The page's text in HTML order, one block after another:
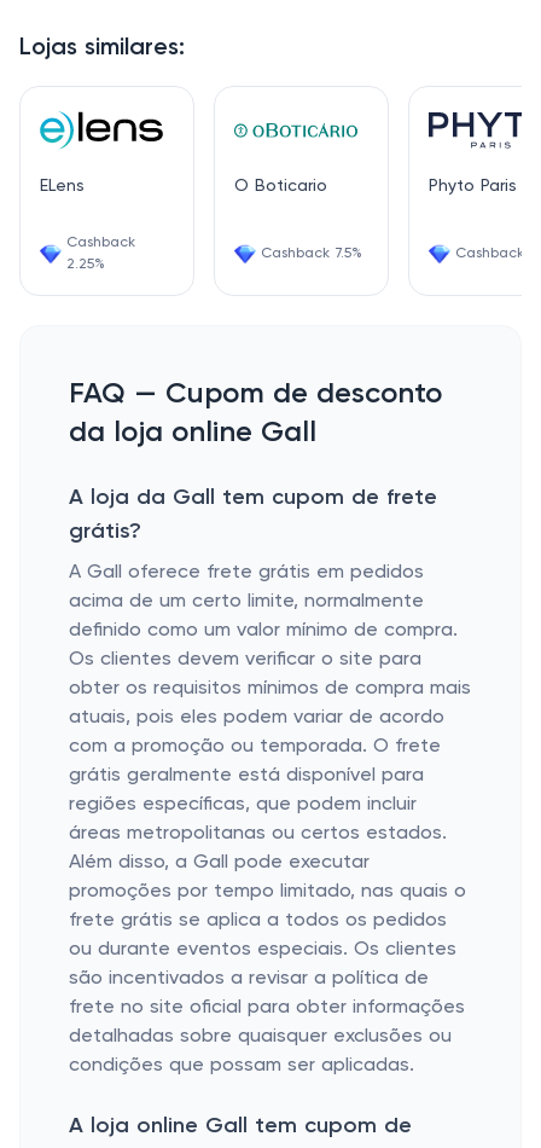
Lojas similares:
ELens
Cashback
2.25%
O Boticario
Cashback 7.5%
Phyto Paris
Cashback
FAQ — Cupom de desconto
da loja online Gall
A loja da Gall tem cupom de frete
grátis?
A Gall oferece frete grátis em pedidos
acima de um certo limite, normalmente
definido como um valor mínimo de compra.
Os clientes devem verificar o site para
obter os requisitos mínimos de compra mais
atuais, pois eles podem variar de acordo
com a promoção ou temporada. O frete
grátis geralmente está disponível para
regiões específicas, que podem incluir
áreas metropolitanas ou certos estados.
Além disso, a Gall pode executar
promoções por tempo limitado, nas quais o
frete grátis se aplica a todos os pedidos
ou durante eventos especiais. Os clientes
são incentivados a revisar a política de
frete no site oficial para obter informações
detalhadas sobre quaisquer exclusões ou
condições que possam ser aplicadas.
A loja online Gall tem cupom de